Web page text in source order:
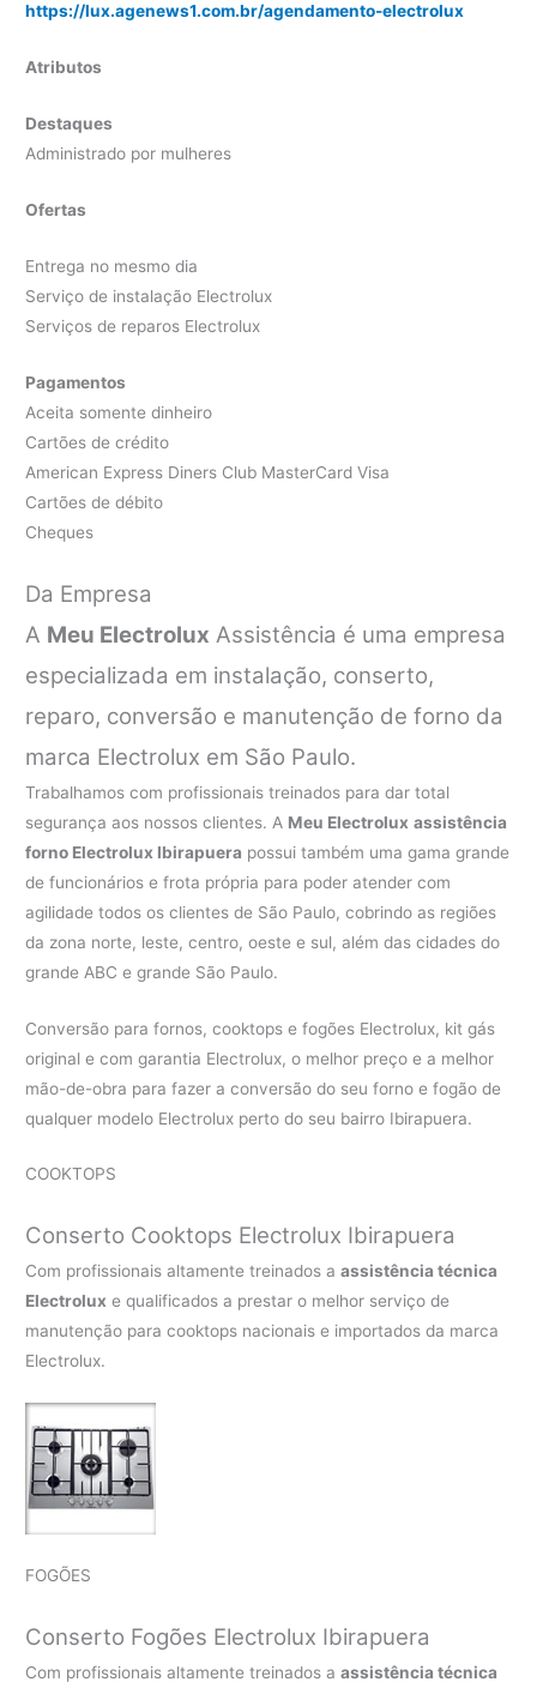
https://lux.agenews1.com.br/agendamento-electrolux
Atributos
Destaques
Administrado por mulheres
Ofertas
Entrega no mesmo dia
Serviço de instalação Electrolux
Serviços de reparos Electrolux
Pagamentos
Aceita somente dinheiro
Cartões de crédito
American Express Diners Club MasterCard Visa
Cartões de débito
Cheques
Da Empresa
A Meu Electrolux Assistência é uma empresa
especializada em instalação, conserto,
reparo, conversão e manutenção de forno da
marca Electrolux em São Paulo.
Trabalhamos com profissionais treinados para dar total
segurança aos nossos clientes. A Meu Electrolux assistência
forno Electrolux Ibirapuera possui também uma gama grande
de funcionários e frota própria para poder atender com
agilidade todos os clientes de São Paulo, cobrindo as regiões
da zona norte, leste, centro, oeste e sul, além das cidades do
grande ABC e grande São Paulo.
Conversão para fornos, cooktops e fogões Electrolux, kit gás
original e com garantia Electrolux, o melhor preço e a melhor
mão-de-obra para fazer a conversão do seu forno e fogão de
qualquer modelo Electrolux perto do seu bairro Ibirapuera.
COOKTOPS
Conserto Cooktops Electrolux Ibirapuera
Com profissionais altamente treinados aassistência técnica
Electrolux e qualificados a prestar o melhor serviço de
manutenção para cooktops nacionais e importados da marca
Electrolux.
FOGÕES
Conserto Fogões Electrolux Ibirapuera
Com profissionais altamente treinados aassistência técnica